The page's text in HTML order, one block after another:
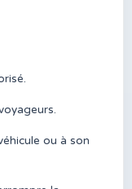
ou à son